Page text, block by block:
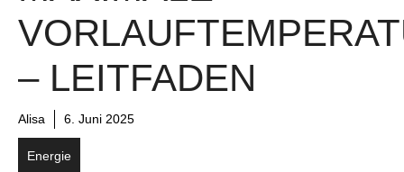
LEITFADEN
Alisa 6. Juni 2025
Energie